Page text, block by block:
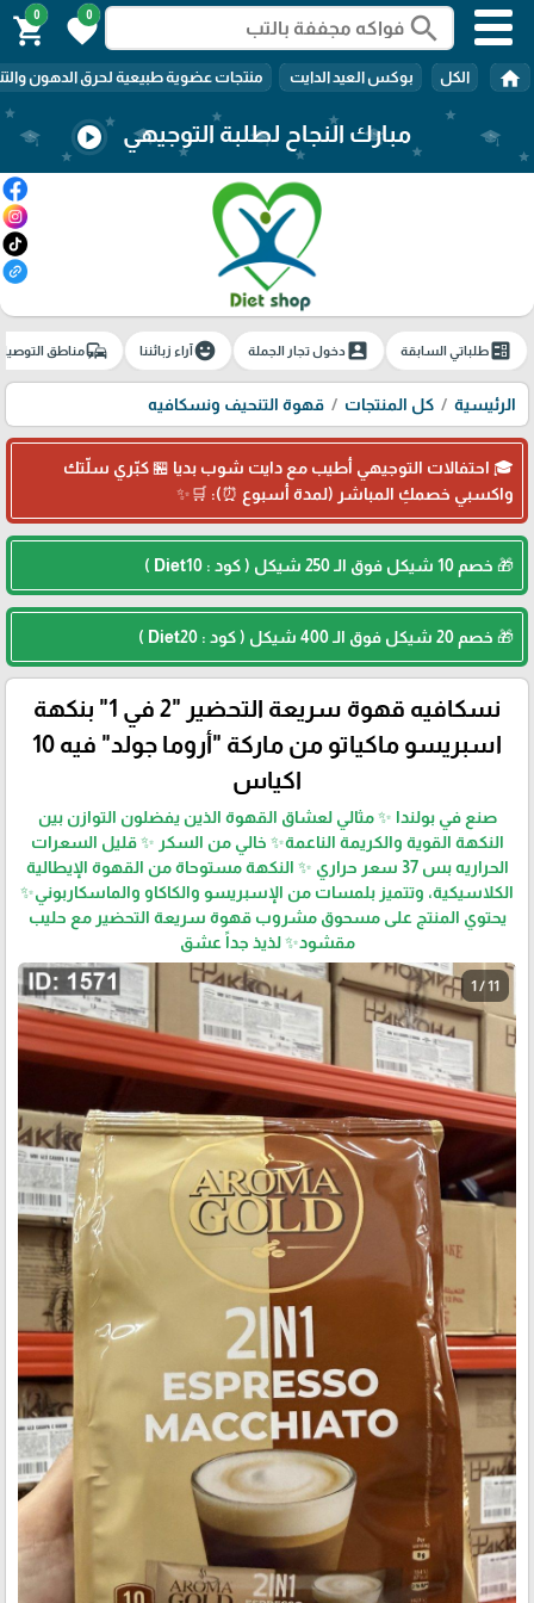
search
0
favorite
0
shopping_cart
home الكل بوكس العيد الدايت منتجات عضوية طبيعية لحرق الدهون
مبارك النجاح لطلبة التوجيهي play_circle
ballotطلباتي السابقة account_boxدخول تجار الجملة emoji_emotionsآراء زبائننا commuteمناطق
الرئيسية كل المنتجات قهوة التنحيف ونسكافيه
🎓 احتفالات التوجيهي أطيب مع دايت شوب بديا 🏪 كبّري سلّتك
واكسبي خصمكِ المباشر (لمدة أسبوع ⏰): 🛒✨
🎁 خصم 10 شيكل فوق الـ 250 شيكل ( كود : Diet10 )
🎁 خصم 20 شيكل فوق الـ 400 شيكل ( كود : Diet20 )
نسكافيه قهوة سريعة التحضير "2 في 1" بنكهة
اسبريسو ماكياتو من ماركة "أروما جولد" فيه 10
اكياس
صنع في بولندا ✨ مثالي لعشاق القهوة الذين يفضلون التوازن بين
النكهة القوية والكريمة الناعمة✨ خالي من السكر ✨ قليل السعرات
الحراريه بس 37 سعر حراري ✨ النكهة مستوحاة من القهوة الإيطالية
الكلاسيكية، وتتميز بلمسات من الإسبريسو والكاكاو والماسكاربوني✨
يحتوي المنتج على مسحوق مشروب قهوة سريعة التحضير مع حليب
مقشود✨ لذيذ جداً عشق
1 / 11